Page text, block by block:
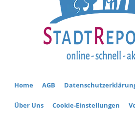
Home AGB
Über Uns Cookie-Einstellungen